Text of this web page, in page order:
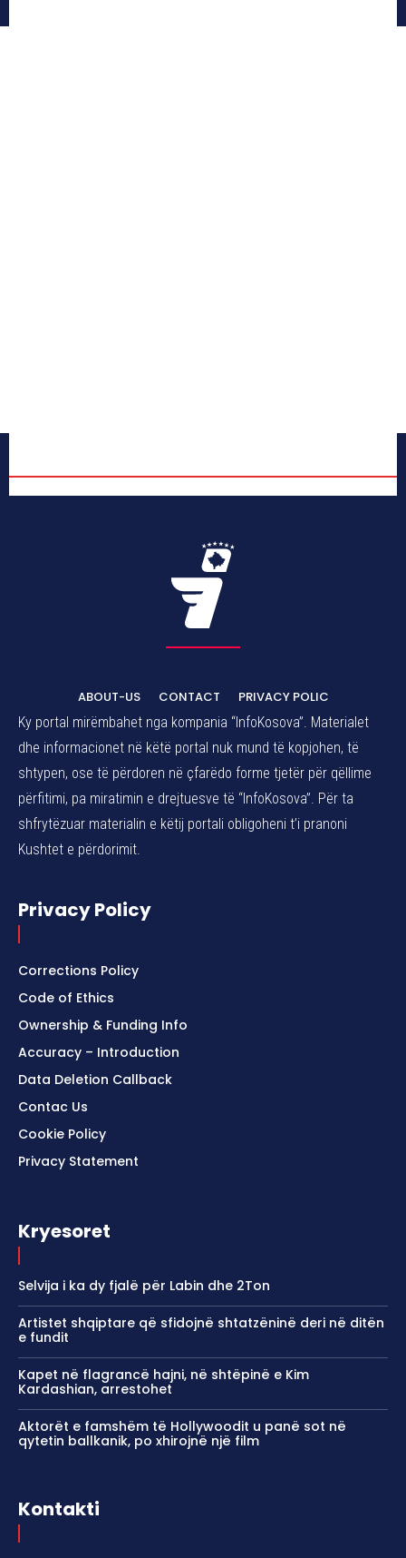
ABOUT-US CONTACT
PRIVACY POLIC
Ky portal mirëmbahet nga kompania “InfoKosova”. Materialet
dhe informacionet në këtë portal nuk mund të kopjohen, të
shtypen, ose të përdoren në çfarëdo forme tjetër për qëllime
përfitimi, pa miratimin e drejtuesve të “InfoKosova”. Për ta
shfrytëzuar materialin e këtij portali obligoheni t’i pranoni
Kushtet e përdorimit.
Privacy Policy
Corrections Policy
Code of Ethics
Ownership & Funding Info
Accuracy – Introduction
Data Deletion Callback
Contac Us
Cookie Policy
Privacy Statement
Kryesoret
Selvija i ka dy fjalë për Labin dhe 2Ton
Artistet shqiptare që sfidojnë shtatzëninë deri në ditën
e fundit
Kapet në flagrancë hajni, në shtëpinë e Kim
Kardashian, arrestohet
Aktorët e famshëm të Hollywoodit u panë sot në
qytetin ballkanik, po xhirojnë një film
Kontakti